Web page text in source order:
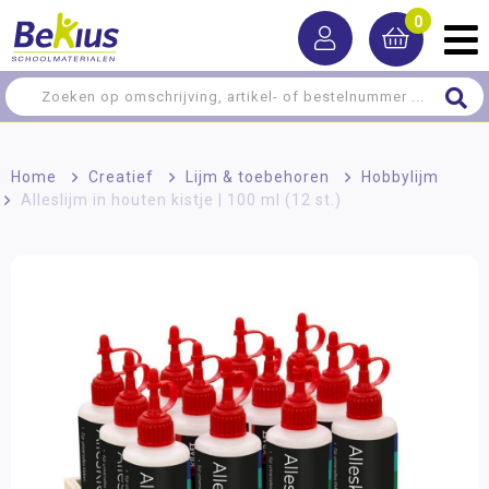
0
Home > Creatief > Lijm & toebehoren > Hobbylijm
Alleslijm in houten kistje | 100 ml (12 st.)